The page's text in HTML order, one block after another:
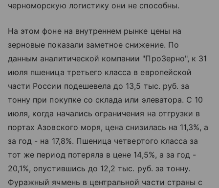
черноморскую логистику они не способны.
На этом фоне на внутреннем рынке цены на
зерновые показали заметное снижение. По
данным аналитической компании "ПроЗерно", к 31
июля пшеница третьего класса в европейской
части России подешевела до 13,5 тыс. руб. за
тонну при покупке со склада или элеватора. С 10
июля, когда начались ограничения на отгрузки в
портах Азовского моря, цена снизилась на 11,3%, а
за год - на 17,8%. Пшеница четвертого класса за
тот же период потеряла в цене 14,5%, а за год -
20,1%, опустившись до 12,2 тыс. руб. за тонну.
Фуражный ячмень в центральной части страны с